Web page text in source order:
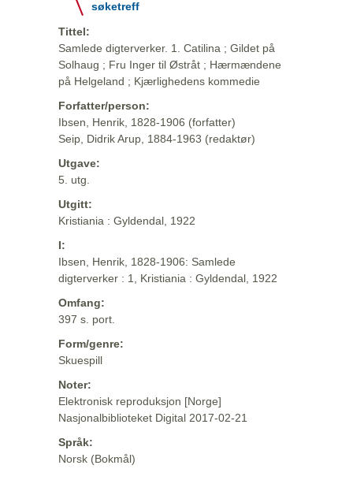
søketreff
Tittel:
Samlede digterverker. 1. Catilina ; Gildet på
Solhaug ; Fru Inger til Østråt ; Hærmændene
på Helgeland ; Kjærlighedens kommedie
Forfatter/person:
Ibsen, Henrik, 1828-1906 (forfatter)
Seip, Didrik Arup, 1884-1963 (redaktør)
Utgave:
5. utg.
Utgitt:
Kristiania : Gyldendal, 1922
I:
Ibsen, Henrik, 1828-1906: Samlede
digterverker : 1, Kristiania : Gyldendal, 1922
Omfang:
397 s. port.
Form/genre:
Skuespill
Noter:
Elektronisk reproduksjon [Norge]
Nasjonalbiblioteket Digital 2017-02-21
Språk:
Norsk (Bokmål)